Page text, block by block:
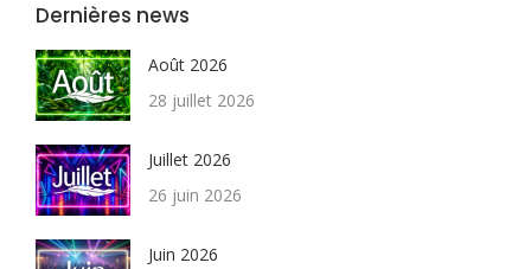
Dernières news
Août 2026
28 juillet 2026
Juillet 2026
26 juin 2026
Juin 2026